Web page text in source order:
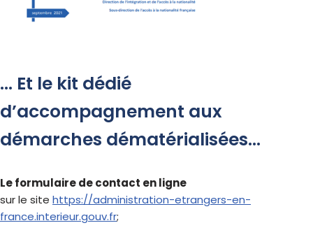
… Et le kit dédié
d’accompagnement aux
démarches dématérialisées…
Le formulaire de contact en ligne
sur le site https://administration-etrangers-en-
france.interieur.gouv.fr;